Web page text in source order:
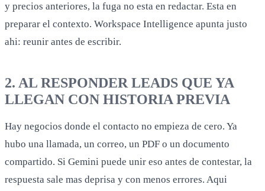
y precios anteriores, la fuga no esta en redactar. Esta en
preparar el contexto. Workspace Intelligence apunta justo
ahi: reunir antes de escribir.
2. AL RESPONDER LEADS QUE YA
LLEGAN CON HISTORIA PREVIA
Hay negocios donde el contacto no empieza de cero. Ya
hubo una llamada, un correo, un PDF o un documento
compartido. Si Gemini puede unir eso antes de contestar, la
respuesta sale mas deprisa y con menos errores. Aqui